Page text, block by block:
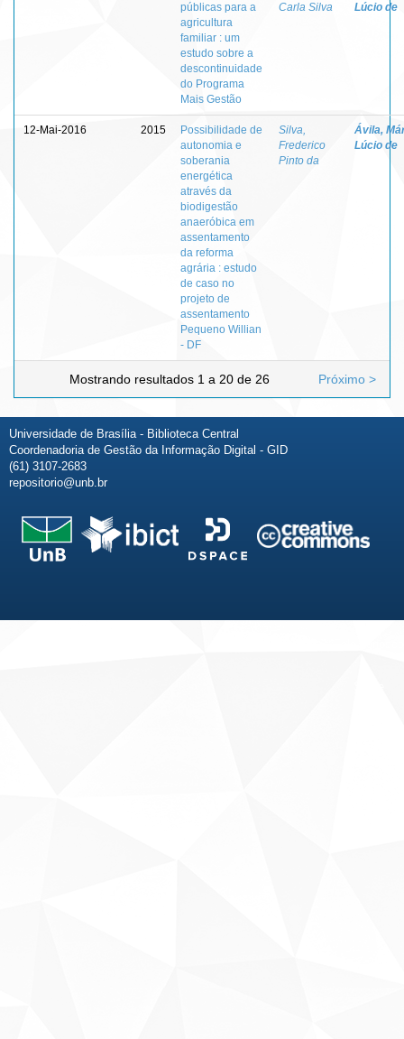
públicas para a
agricultura
familiar : um
estudo sobre a
descontinuidade
do Programa
Mais Gestão
Carla Silva
Lúcio de
12-Mai-2016 2015
Possibilidade de
autonomia e
soberania
energética
através da
biodigestão
anaeróbica em
assentamento
da reforma
agrária : estudo
de caso no
projeto de
assentamento
Pequeno Willian
- DF
Silva,
Frederico
Pinto da
Ávila,
Lúcio de
Mostrando resultados 1 a 20 de 26 Próximo >
Universidade de Brasília - Biblioteca Central
Coordenadoria de Gestão da Informação Digital - GID
(61) 3107-2683
repositorio@unb.br